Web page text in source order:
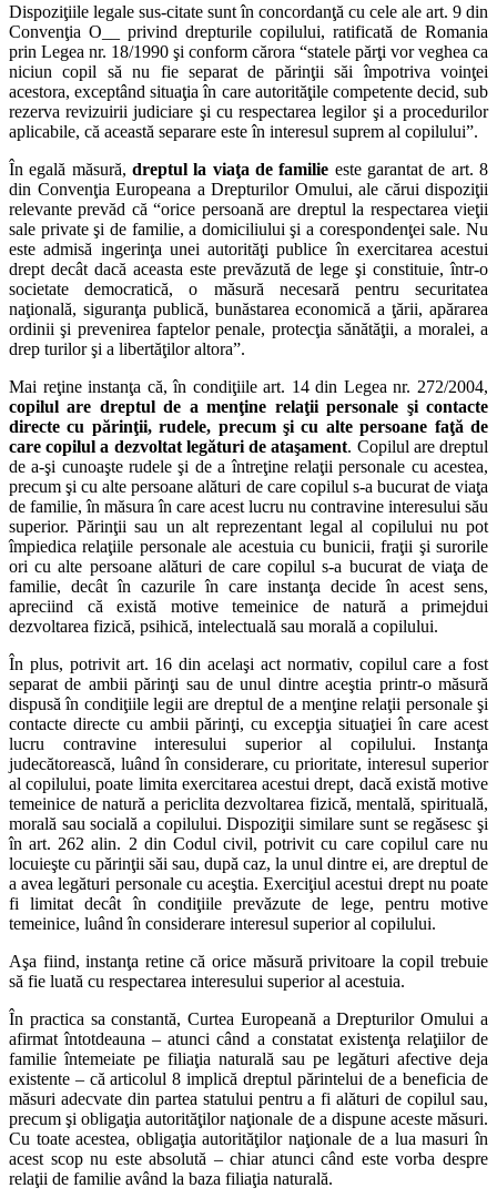
Dispoziţiile legale sus-citate sunt în concordanţă cu cele ale art. 9 din
Convenţia O__ privind drepturile copilului, ratificată de Romania
prin Legea nr. 18/1990 şi conform cărora “statele părţi vor veghea ca
niciun copil să nu fie separat de părinţii săi împotriva voinţei
acestora, exceptând situaţia în care autorităţile competente decid, sub
rezerva revizuirii judiciare şi cu respectarea legilor şi a procedurilor
aplicabile, că această separare este în interesul suprem al copilului”.
În egală măsură, dreptul la viaţa de familie este garantat de art. 8
din Convenţia Europeana a Drepturilor Omului, ale cărui dispoziţii
relevante prevăd că “orice persoană are dreptul la respectarea vieţii
sale private şi de familie, a domiciliului şi a corespondenţei sale. Nu
este admisă ingerinţa unei autorităţi publice în exercitarea acestui
drept decât dacă aceasta este prevăzută de lege şi constituie, într-o
societate democratică, o măsură necesară pentru securitatea
naţională, siguranţa publică, bunăstarea economică a ţării, apărarea
ordinii şi prevenirea faptelor penale, protecţia sănătăţii, a moralei, a
drep turilor şi a libertăţilor altora”.
Mai reţine instanţa că, în condiţiile art. 14 din Legea nr. 272/2004,
copilul are dreptul de a menţine relaţii personale şi contacte
directe cu părinţii, rudele, precum şi cu alte persoane faţă de
care copilul a dezvoltat legături de ataşament. Copilul are dreptul
de a-şi cunoaşte rudele şi de a întreţine relaţii personale cu acestea,
precum şi cu alte persoane alături de care copilul s-a bucurat de viaţa
de familie, în măsura în care acest lucru nu contravine interesului său
superior. Părinţii sau un alt reprezentant legal al copilului nu pot
împiedica relaţiile personale ale acestuia cu bunicii, fraţii şi surorile
ori cu alte persoane alături de care copilul s-a bucurat de viaţa de
familie, decât în cazurile în care instanţa decide în acest sens,
apreciind că există motive temeinice de natură a primejdui
dezvoltarea fizică, psihică, intelectuală sau morală a copilului.
În plus, potrivit art. 16 din acelaşi act normativ, copilul care a fost
separat de ambii părinţi sau de unul dintre aceştia printr-o măsură
dispusă în condiţiile legii are dreptul de a menţine relaţii personale şi
contacte directe cu ambii părinţi, cu excepţia situaţiei în care acest
lucru contravine interesului superior al copilului. Instanţa
judecătorească, luând în considerare, cu prioritate, interesul superior
al copilului, poate limita exercitarea acestui drept, dacă există motive
temeinice de natură a periclita dezvoltarea fizică, mentală, spirituală,
morală sau socială a copilului. Dispoziţii similare sunt se regăsesc şi
în art. 262 alin. 2 din Codul civil, potrivit cu care copilul care nu
locuieşte cu părinţii săi sau, după caz, la unul dintre ei, are dreptul de
a avea legături personale cu aceştia. Exerciţiul acestui drept nu poate
fi limitat decât în condiţiile prevăzute de lege, pentru motive
temeinice, luând în considerare interesul superior al copilului.
Aşa fiind, instanţa retine că orice măsură privitoare la copil trebuie
să fie luată cu respectarea interesului superior al acestuia.
În practica sa constantă, Curtea Europeană a Drepturilor Omului a
afirmat întotdeauna – atunci când a constatat existenţa relaţiilor de
familie întemeiate pe filiaţia naturală sau pe legături afective deja
existente – că articolul 8 implică dreptul părintelui de a beneficia de
măsuri adecvate din partea statului pentru a fi alături de copilul sau,
precum şi obligaţia autorităţilor naţionale de a dispune aceste măsuri.
Cu toate acestea, obligaţia autorităţilor naţionale de a lua masuri în
acest scop nu este absolută – chiar atunci când este vorba despre
relaţii de familie având la baza filiaţia naturală.